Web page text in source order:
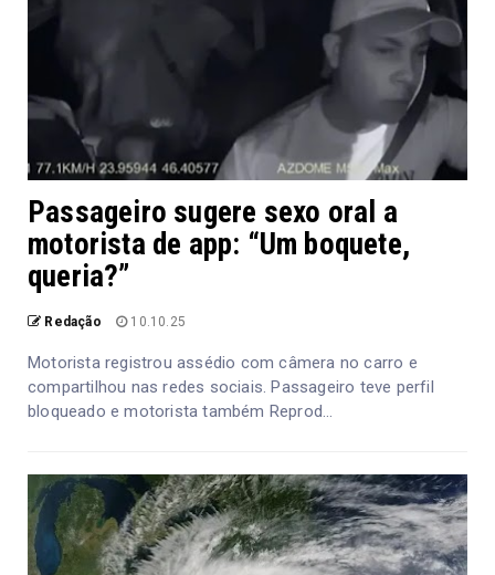
Passageiro sugere sexo oral a
motorista de app: “Um boquete,
queria?”
Redação 10.10.25
Motorista registrou assédio com câmera no carro e
compartilhou nas redes sociais. Passageiro teve perfil
bloqueado e motorista também Reprod...